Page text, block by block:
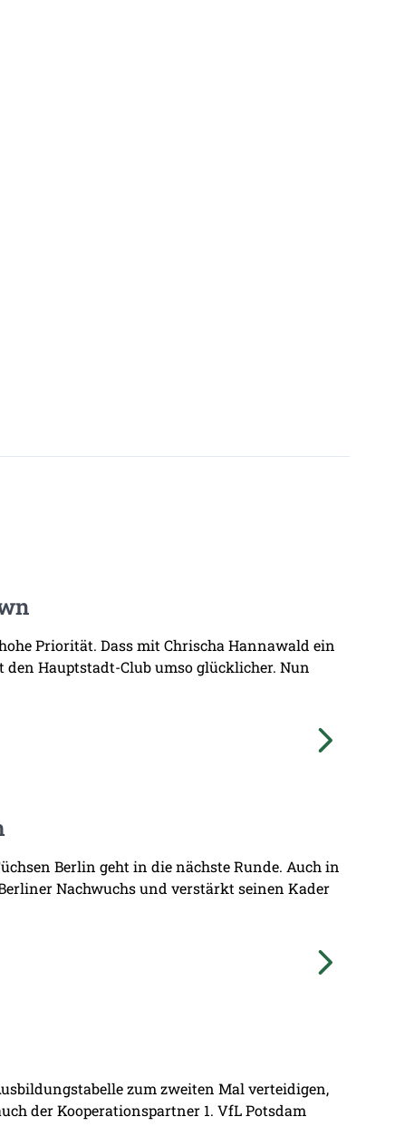
Priorität. Dass mit Chrischa Hannawald ein
Hauptstadt-Club umso glücklicher. Nun
Berlin geht in die nächste Runde. Auch in
Nachwuchs und verstärkt seinen Kader
zum zweiten Mal verteidigen,
der Kooperationspartner 1. VfL Potsdam